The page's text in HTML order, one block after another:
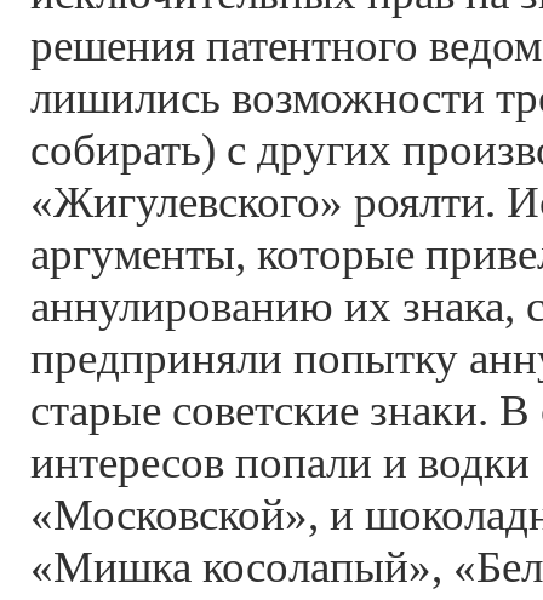
решения патентного
лишились возможности
собирать) с других
«Жигулевского» роялти.
аргументы, которые
аннулированию их знака,
предприняли попытку
старые советские знаки. В
интересов попали и
«Московской», и
«Мишка косолапый»,